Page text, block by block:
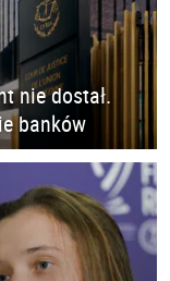
nie dostał.
banków